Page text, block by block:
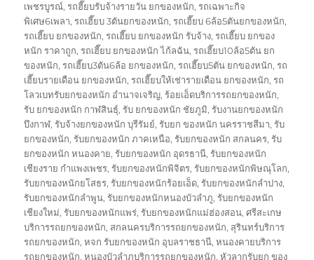
เพชรบูรณ์,รถฮี๊ยบรับจ้างรายวัน ยกของหนัก,รถเฉพาะกิจ
พิเศษ6เพลา,รถเฮี๊ยบ 3ตันยกของหนัก,รถเฮี๊ยบ 6ล้อ5ตันยกของหนัก,
รถเฮี๊ยบ ยกของหนัก,รถเฮี๊ยบ ยกของหนัก รับจ้าง,รถเฮี๊ยบ ยกของ
หนัก ราคาถูก,รถเฮี๊ยบ ยกของหนัก ไก้ลฉัน,รถเฮี๊ยบ10ล้อ5ตัน ยก
ของหนัก,รถเฮี๊ยบ3ตัน6ล้อ ยกของหนัก,รถเฮี๊ยบ5ตัน ยกของหนัก,รถ
เฮี๊ยบรายเดือน ยกของหนัก,รถเฮี๊ยบให้เช่ารายเดือน ยกของหนัก,รถ
โลวเบทรับยกของหนัก อำนาจเจริญ,ร้อยเอ็ดบริการรถยกของหนัก,
รับ ยกของหนัก กาฬสินธุ์,รับ ยกของหนัก ชัยภูมิ,รับงานยกของหนัก
บึงกาฬ,รับจ้างยกของหนัก บุรีรัมย์,รับยก ของหนัก นครราชสีมา,รับ
ยกของหนัก,รับยกของหนัก ภาคเหนือ,รับยกของหนัก สกลนคร,รับ
ยกของหนัก หนองคาย,รับยกของหนัก อุดรธานี,รับยกของหนัก
เชียงราย กำแพงเพชร,รับยกของหนักพิจิตร,รับยกของหนักพิษณุโลก,
รับยกของหนักยโสธร,รับยกของหนักร้อยเอ็ด,รับยกของหนักลำปาง,
รับยกของหนักลำพูน,รับยกของหนักหนองบัวลำภู,รับยกของหนัก
เชียงใหม่,รับยกของหนักแพร่,รับยกของหนักแม่ฮ่องสอน,ศรีสะเกษ
บริการรถยกของหนัก, สกลนครบริการรถยกของหนัก, สุรินทร์บริการ
รถยกของหนัก,หจก รับยกของหนัก อุบลราชธานี,หนองคายบริการ
รถยกของหนัก,หนองบัวลำภูบริการรถยกของหนัก,หัวลากรับยก ของ